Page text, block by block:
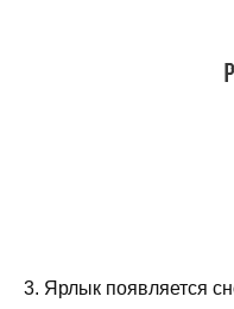
3. Ярлык появляется